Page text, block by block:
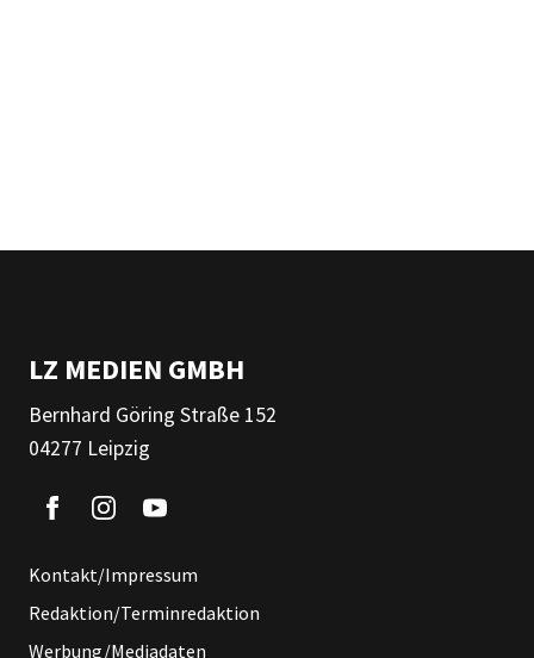
LZ MEDIEN GMBH
Bernhard Göring Straße 152
04277 Leipzig
Kontakt/Impressum
Redaktion/Terminredaktion
Werbung/Mediadaten